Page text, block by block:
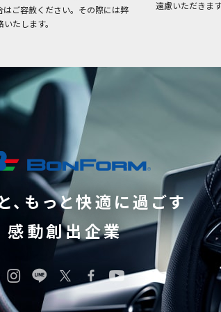
はご容赦ください。その際には弊
たします。
遠慮いただきま
、もっと快適に過ごす
感動創出企業